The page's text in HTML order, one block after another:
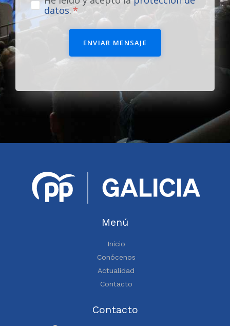
datos.
ENVIAR MENSAJE
Menú
Inicio
Conócenos
Actualidad
Contacto
Contacto